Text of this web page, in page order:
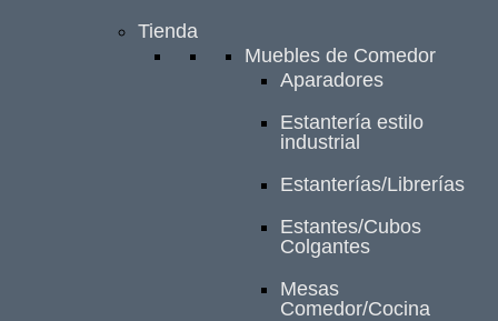
Tienda
Muebles de Comedor
Aparadores
Estantería estilo
industrial
Estanterías/Librerías
Estantes/Cubos
Colgantes
Mesas
Comedor/Cocina